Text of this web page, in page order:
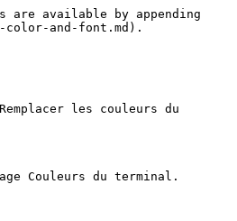
are available by appending
color-and-font.md).
les couleurs du
Couleurs du terminal.